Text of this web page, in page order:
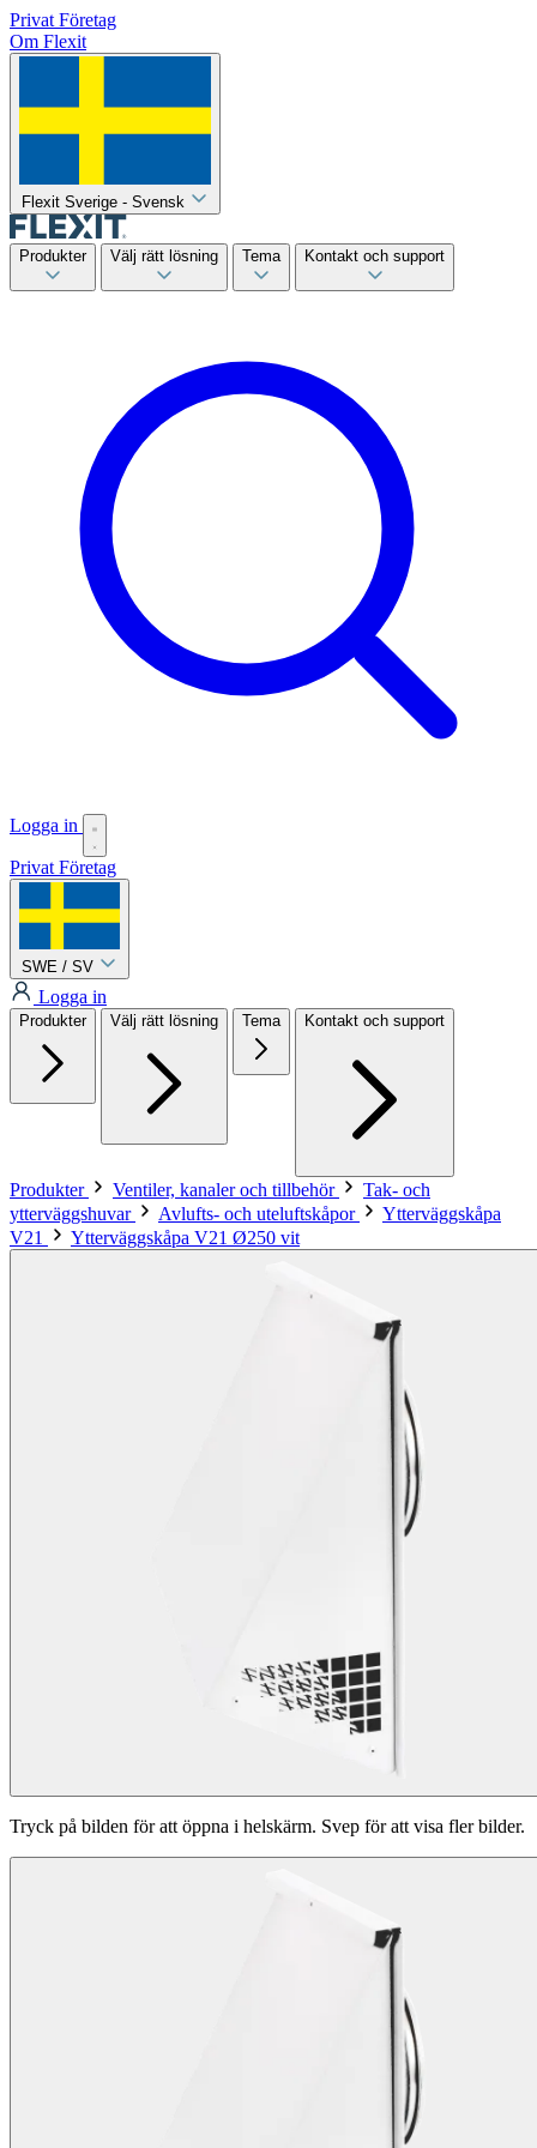
Privat Företag
Om Flexit
Flexit Sverige - Svensk
Produkter Välj rätt lösning Tema Kontakt och support
Logga in
Privat Företag
SWE / SV
Logga in
Produkter Välj rätt lösning Tema Kontakt och support
Produkter Ventiler, kanaler och tillbehör
Tak- och
ytterväggshuvar
Avlufts- och uteluftskåpor
Ytterväggskåpa
V21
Ytterväggskåpa V21 Ø250 vit
Tryck på bilden för att öppna i helskärm. Svep för att visa fler bilder.